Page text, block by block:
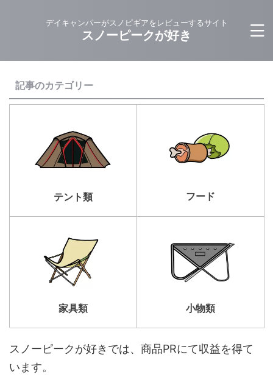
デイキャンパーがスノピギアをレビューするサイト
スノーピークが好き
記事のカテゴリー
テント類 フード
家具類 小物類
スノーピークが好きでは、商品PRにて収益を得て
います。